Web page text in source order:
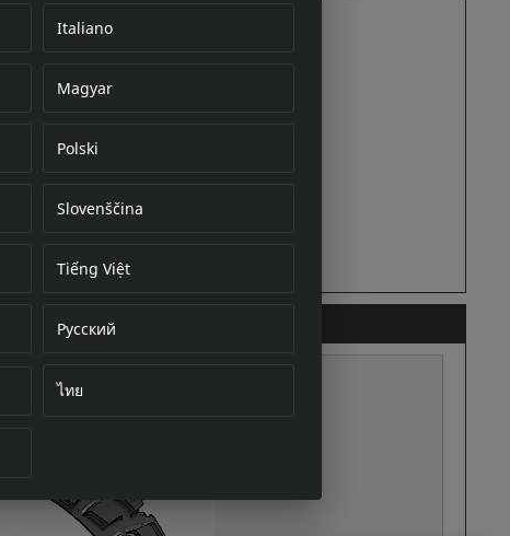
Italiano
Magyar
Polski
Slovenščina
Tiếng Việt
Русский
ไทย